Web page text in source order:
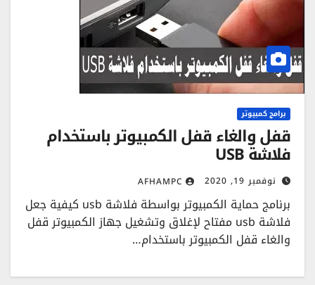
برامج كمبيوتر
قفل والغاء قفل الكمبيوتر باستخدام
فلاشة USB
نوفمبر 19, 2020 AFHAMPC
برنامج حماية الكمبيوتر بواسطة فلاشة usb كيفية جعل
فلاشة usb مفتاح لإغلاق وتشغيل جهاز الكمبيوتر قفل
والغاء قفل الكمبيوتر باستخدام…